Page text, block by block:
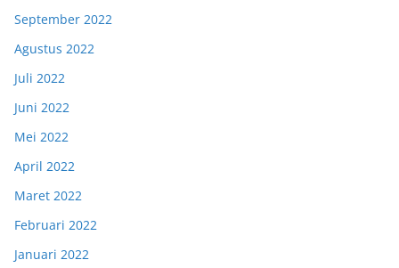
September 2022
Agustus 2022
Juli 2022
Juni 2022
Mei 2022
April 2022
Maret 2022
Februari 2022
Januari 2022